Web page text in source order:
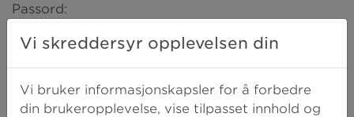
Passord:
LOGG INN
Vi skreddersyr opplevelsen din
Vi bruker informasjonskapsler for å forbedre
din brukeropplevelse, vise tilpasset innhold og